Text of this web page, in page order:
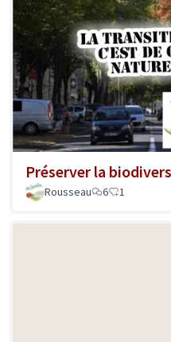
Préserver la
Rousseau
6 1